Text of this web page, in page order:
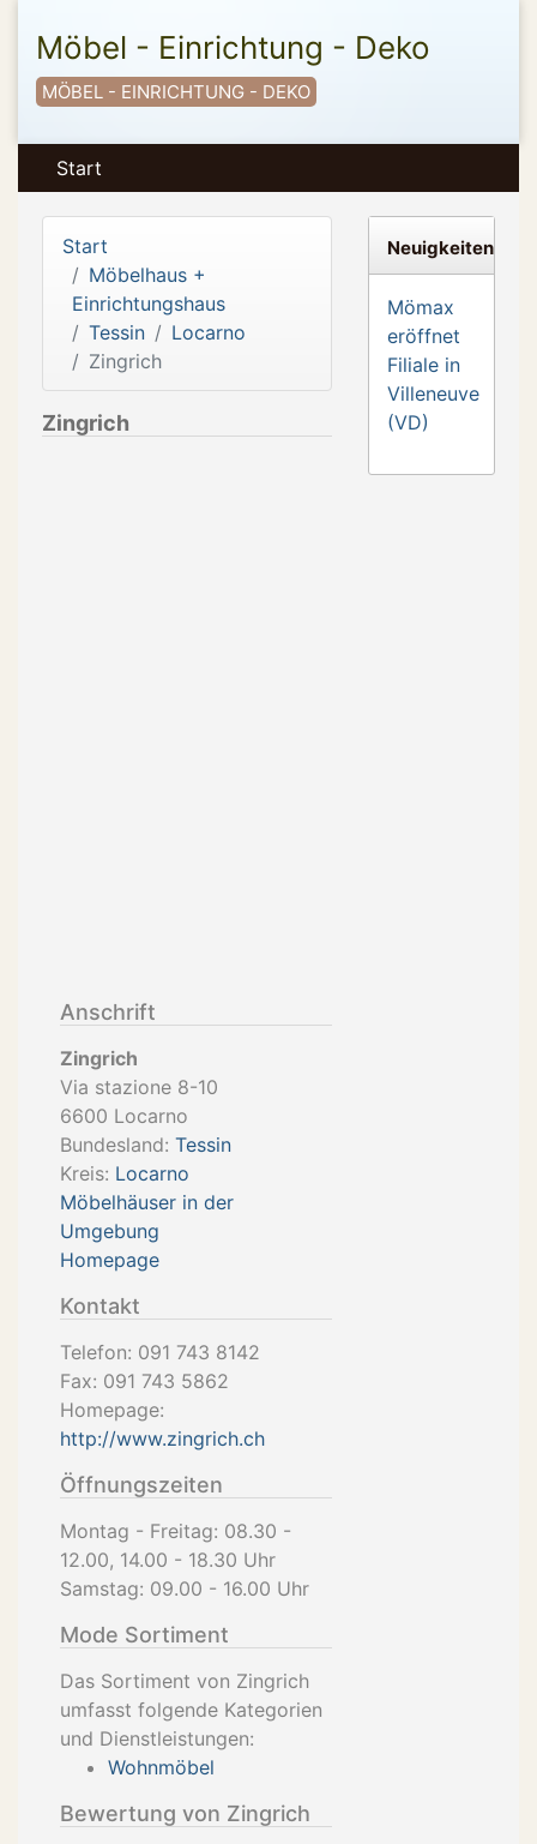
Möbel - Einrichtung - Deko
MÖBEL - EINRICHTUNG - DEKO
Start
Start
Möbelhaus +
Einrichtungshaus
Tessin
Locarno
Zingrich
Zingrich
Anschrift
Zingrich
Via stazione 8-10
6600 Locarno
Bundesland: Tessin
Kreis: Locarno
Möbelhäuser in der
Umgebung
Homepage
Kontakt
Telefon: 091 743 8142
Fax: 091 743 5862
Homepage:
http://www.zingrich.ch
Öffnungszeiten
Montag - Freitag: 08.30 -
12.00, 14.00 - 18.30 Uhr
Samstag: 09.00 - 16.00 Uhr
Mode Sortiment
Das Sortiment von Zingrich
umfasst folgende Kategorien
und Dienstleistungen:
Wohnmöbel
Bewertung von Zingrich
Neuigkeiten
Mömax
eröffnet
Filiale in
Villeneuve
(VD)